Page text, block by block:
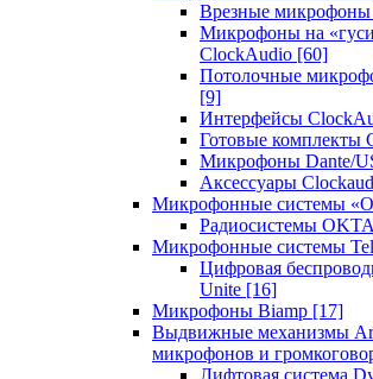
Врезные
Микрофоны на
ClockAudio [60]
Потолочные
[9]
Интерфейсы
Готовые комплекты
Микрофоны Dante/
Аксессуары
Микрофонные системы
Радиосистемы
Микрофонные системы
Цифровая
Unite [16]
Микрофоны Biamp [17]
Выдвижные механизмы
микрофонов и
Лифтовая система